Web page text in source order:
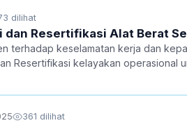
dilihat
dan Resertifikasi Alat Berat
terhadap keselamatan kerja dan
Resertifikasi kelayakan
361 dilihat